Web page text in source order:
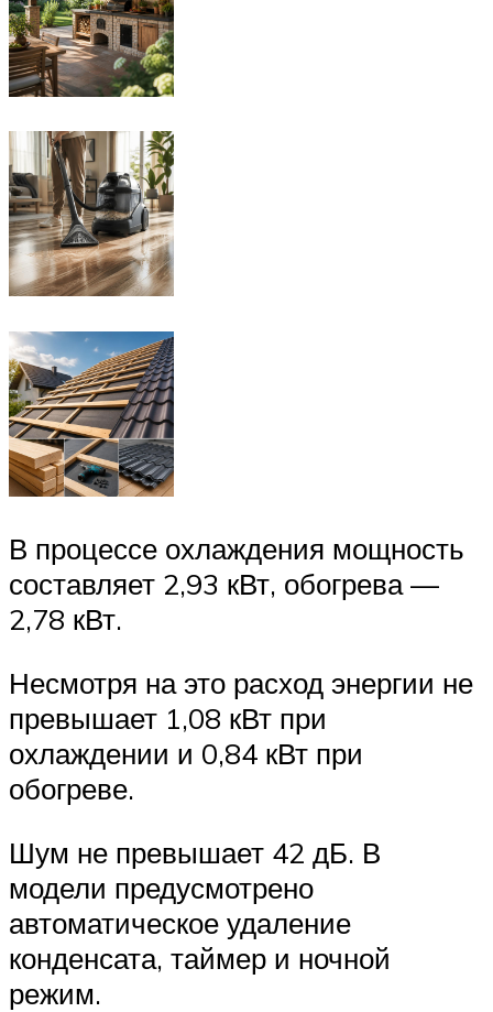
В процессе охлаждения мощность
составляет 2,93 кВт, обогрева —
2,78 кВт.
Несмотря на это расход энергии не
превышает 1,08 кВт при
охлаждении и 0,84 кВт при
обогреве.
Шум не превышает 42 дБ. В
модели предусмотрено
автоматическое удаление
конденсата, таймер и ночной
режим.